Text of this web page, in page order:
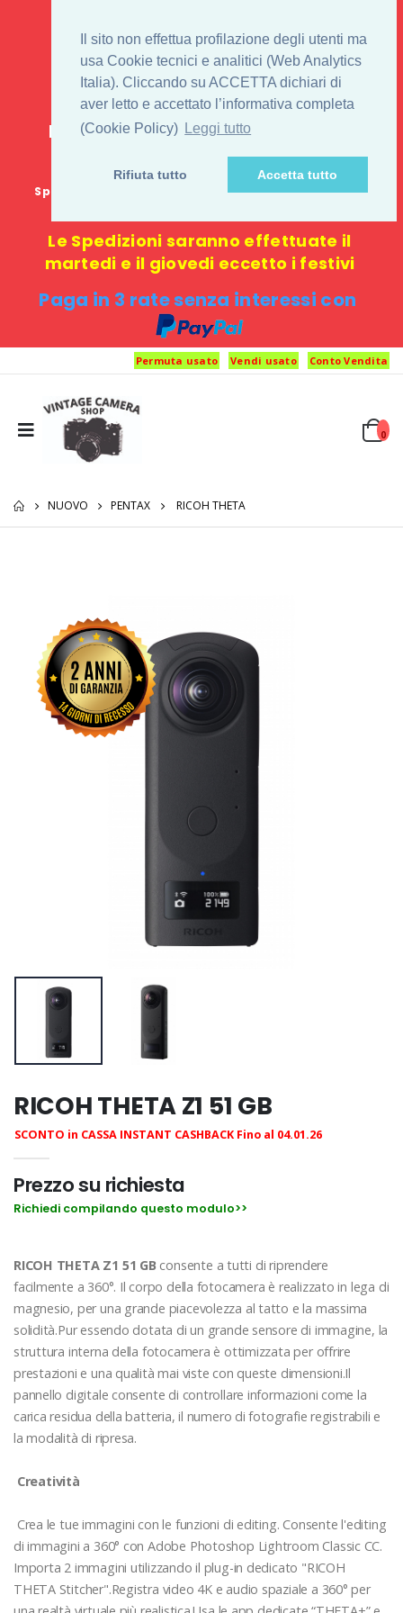
Il sito non effettua profilazione degli utenti ma
usa Cookie tecnici e analitici (Web Analytics
Italia). Cliccando su ACCETTA dichiari di
aver letto e accettato l’informativa completa
(Cookie Policy) Leggi tutto
Rifiuta tutto Accetta tutto
IL 1° STORE ON LINE
PENTAX USATO E
NUOVO
E-commerce 100% online: nessun
negozio fisico o punto di ritiro
Spedizione GRATUITA in Italia con spesa minima di
Le Spedizioni saranno effettuate il
martedi e il giovedi eccetto i festivi
Paga in 3 rate senza interessi con
Permuta usato Vendi usato Conto Vendita
0
NUOVO PENTAX RICOH THETA
RICOH THETA Z1 51 GB
SCONTO in CASSA INSTANT CASHBACK Fino al 04.01.26
Prezzo su richiesta
Richiedi compilando questo modulo>>
RICOH THETA Z1 51 GB consente a tutti di riprendere
facilmente a 360°. Il corpo della fotocamera è realizzato in lega di
magnesio, per una grande piacevolezza al tatto e la massima
solidità.Pur essendo dotata di un grande sensore di immagine, la
struttura interna della fotocamera è ottimizzata per offrire
prestazioni e una qualità mai viste con queste dimensioni.Il
pannello digitale consente di controllare informazioni come la
carica residua della batteria, il numero di fotografie registrabili e
la modalità di ripresa.
Creatività
Crea le tue immagini con le funzioni di editing. Consente l'editing
di immagini a 360° con Adobe Photoshop Lightroom Classic CC.
Importa 2 immagini utilizzando il plug-in dedicato "RICOH
THETA Stitcher".Registra video 4K e audio spaziale a 360° per